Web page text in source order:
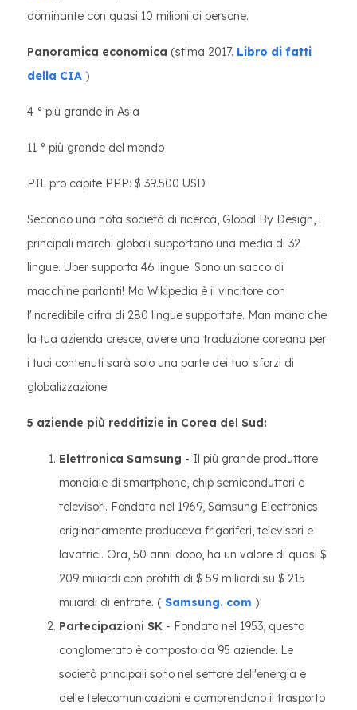
dominante con quasi 10 milioni di persone.
Panoramica economica (stima 2017. Libro di fatti
della CIA )
4 ° più grande in Asia
11 ° più grande del mondo
PIL pro capite PPP: $ 39.500 USD
Secondo una nota società di ricerca, Global By Design, i
principali marchi globali supportano una media di 32
lingue. Uber supporta 46 lingue. Sono un sacco di
macchine parlanti! Ma Wikipedia è il vincitore con
l'incredibile cifra di 280 lingue supportate. Man mano che
la tua azienda cresce, avere una traduzione coreana per
i tuoi contenuti sarà solo una parte dei tuoi sforzi di
globalizzazione.
5 aziende più redditizie in Corea del Sud:
Elettronica Samsung - Il più grande produttore
mondiale di smartphone, chip semiconduttori e
televisori. Fondata nel 1969, Samsung Electronics
originariamente produceva frigoriferi, televisori e
lavatrici. Ora, 50 anni dopo, ha un valore di quasi $
209 miliardi con profitti di $ 59 miliardi su $ 215
miliardi di entrate. ( Samsung. com )
Partecipazioni SK - Fondato nel 1953, questo
conglomerato è composto da 95 aziende. Le
società principali sono nel settore dell'energia e
delle telecomunicazioni e comprendono il trasporto